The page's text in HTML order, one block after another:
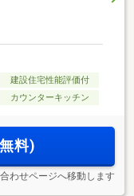
建設住宅性能評価付
カウンターキッチン
料)
わせページへ移動します